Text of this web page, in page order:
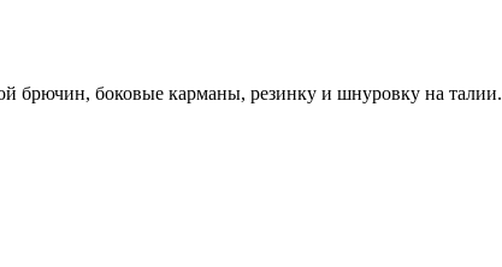
брючин, боковые карманы, резинку и шнуровку на талии.